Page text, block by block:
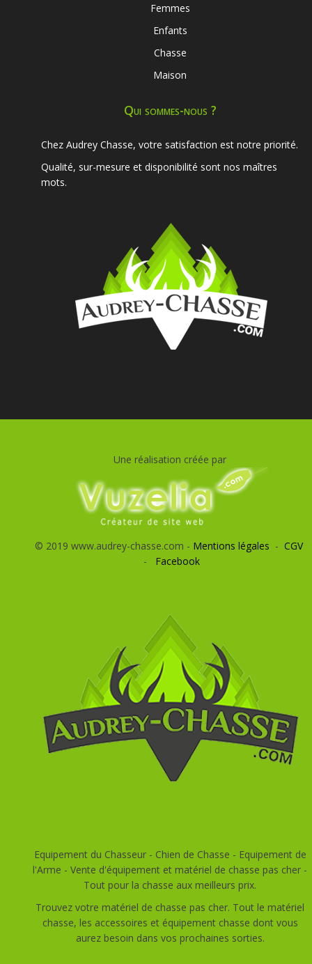
Femmes
Enfants
Chasse
Maison
Qui sommes-nous ?
Chez Audrey Chasse, votre satisfaction est notre priorité.
Qualité, sur-mesure et disponibilité sont nos maîtres
mots.
Une réalisation créée par
© 2019 www.audrey-chasse.com - Mentions légales - CGV
- Facebook
Equipement du Chasseur - Chien de Chasse - Equipement de
l'Arme - Vente d'équipement et matériel de chasse pas cher -
Tout pour la chasse aux meilleurs prix.
Trouvez votre matériel de chasse pas cher. Tout le matériel
chasse, les accessoires et équipement chasse dont vous
aurez besoin dans vos prochaines sorties.